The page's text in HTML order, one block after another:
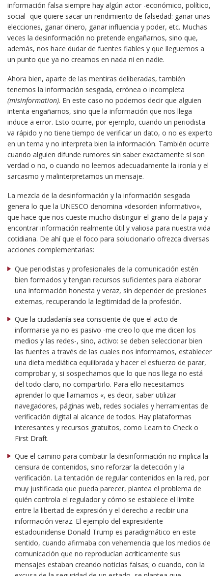
información falsa siempre hay algún actor -económico, político,
social- que quiere sacar un rendimiento de falsedad: ganar unas
elecciones, ganar dinero, ganar influencia y poder, etc. Muchas
veces la desinformación no pretende engañarnos, sino que,
además, nos hace dudar de fuentes fiables y que lleguemos a
un punto que ya no creamos en nada ni en nadie.
Ahora bien, aparte de las mentiras deliberadas, también
tenemos la información sesgada, errónea o incompleta
(misinformation). En este caso no podemos decir que alguien
intenta engañarnos, sino que la información que nos llega
induce a error. Esto ocurre, por ejemplo, cuando un periodista
va rápido y no tiene tiempo de verificar un dato, o no es experto
en un tema y no interpreta bien la información. También ocurre
cuando alguien difunde rumores sin saber exactamente si son
verdad o no, o cuando no leemos adecuadamente la ironía y el
sarcasmo y malinterpretamos un mensaje.
La mezcla de la desinformación y la información sesgada
genera lo que la UNESCO denomina «desorden informativo»,
que hace que nos cueste mucho distinguir el grano de la paja y
encontrar información realmente útil y valiosa para nuestra vida
cotidiana. De ahí que el foco para solucionarlo ofrezca diversas
acciones complementarias:
Que periodistas y profesionales de la comunicación estén
bien formados y tengan recursos suficientes para elaborar
una información honesta y veraz, sin depender de presiones
externas, recuperando la legitimidad de la profesión.
Que la ciudadanía sea consciente de que el acto de
informarse ya no es pasivo -me creo lo que me dicen los
medios y las redes-, sino, activo: se deben seleccionar bien
las fuentes a través de las cuales nos informamos, establecer
una dieta mediática equilibrada y hacer el esfuerzo de parar,
comprobar y, si sospechamos que lo que nos llega no está
del todo claro, no compartirlo. Para ello necesitamos
aprender lo que llamamos «, es decir, saber utilizar
navegadores, páginas web, redes sociales y herramientas de
verificación digital al alcance de todos. Hay plataformas
interesantes y recursos gratuitos, como Learn to Check o
First Draft.
Que el camino para combatir la desinformación no implica la
censura de contenidos, sino reforzar la detección y la
verificación. La tentación de regular contenidos en la red, por
muy justificada que pueda parecer, plantea el problema de
quién controla el regulador y cómo se establece el límite
entre la libertad de expresión y el derecho a recibir una
información veraz. El ejemplo del expresidente
estadounidense Donald Trump es paradigmático en este
sentido, cuando afirmaba con vehemencia que los medios de
comunicación que no reproducían acríticamente sus
mensajes estaban creando noticias falsas; o cuando, con la